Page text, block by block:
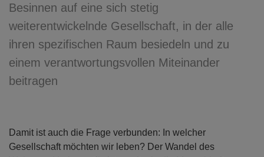
Besinnen auf eine sich stetig
weiterentwickelnde Gesellschaft, in der alle
ihren spezifischen Raum besiedeln und zu
einem verantwortungsvollen Miteinander
beitragen
Damit ist auch die Frage verbunden: In welcher
Gesellschaft möchten wir leben? Der Wandel des